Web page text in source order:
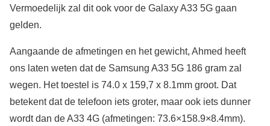
Vermoedelijk zal dit ook voor de Galaxy A33 5G gaan
gelden.
Aangaande de afmetingen en het gewicht, Ahmed heeft
ons laten weten dat de Samsung A33 5G 186 gram zal
wegen. Het toestel is 74.0 x 159,7 x 8.1mm groot. Dat
betekent dat de telefoon iets groter, maar ook iets dunner
wordt dan de A33 4G (afmetingen: 73.6×158.9×8.4mm).